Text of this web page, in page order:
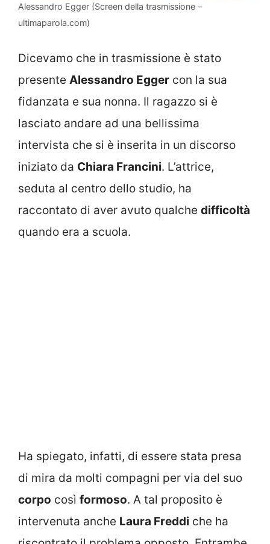
Alessandro Egger (Screen della trasmissione –
ultimaparola.com)
Dicevamo che in trasmissione è stato
presente Alessandro Egger con la sua
fidanzata e sua nonna. Il ragazzo si è
lasciato andare ad una bellissima
intervista che si è inserita in un discorso
iniziato da Chiara Francini. L’attrice,
seduta al centro dello studio, ha
raccontato di aver avuto qualche difficoltà
quando era a scuola.
Ha spiegato, infatti, di essere stata presa
di mira da molti compagni per via del suo
corpo così formoso. A tal proposito è
intervenuta anche Laura Freddi che ha